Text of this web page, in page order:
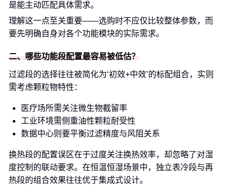
是能主动匹配具体需求。
理解这一点至关重要——选购时不应仅比较整体参数，而
要先明确自身对各个功能模块的实际需求。
二、哪些功能段配置最容易被低估？
过滤段的选择往往被简化为‘初效+中效’的标配组合，实则
需考虑颗粒物特性：
医疗场所需关注微生物截留率
工业环境需侧重油性颗粒耐受性
数据中心则要平衡过滤精度与风阻关系
换热段的配置误区在于过度关注换热效率，却忽略了对湿
度控制的联动要求。在恒温恒湿场景中，独立表冷段与再
热段的组合效果往往优于集成式设计。